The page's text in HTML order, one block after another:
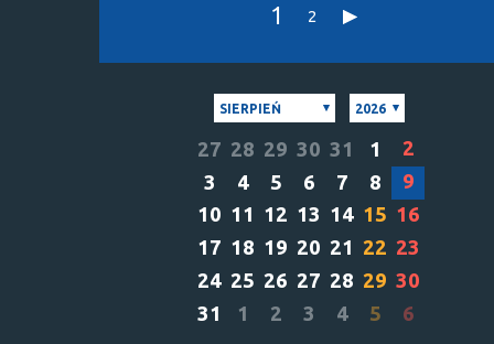
1 2
SIERPIEŃ 2026
27 28 29 30 31 1
2
3
4 5 6 7 8
9
10 11 12 13 14 15 16
17 18 19 20 21 22 23
24 25 26 27 28 29 30
31
1 2 3 4 5 6